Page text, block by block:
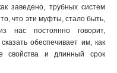
заведено, трубных систем
что эти муфты, стало быть,
нас постоянно говорит,
обеспечивает им, как
свойства и длинный срок